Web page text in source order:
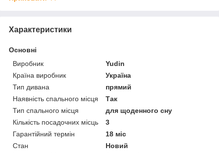
Характеристики
Основні
Виробник
Yudin
Країна виробник
Україна
Тип дивана
прямий
Наявність спального місця
Так
Тип спального місця
для щоденного сну
Кількість посадочних місць
3
Гарантійний термін
18 міс
Стан
Новий